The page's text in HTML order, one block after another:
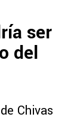
ser
del
Chivas